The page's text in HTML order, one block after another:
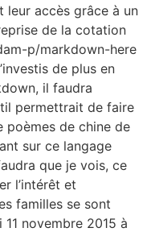
leur accès grâce à un
de la cotation
p/markdown-here
de plus en
il faudra
permettrait de faire
poèmes de chine de
sur ce langage
que je vois, ce
l’intérêt et
familles se sont
novembre 2015 à